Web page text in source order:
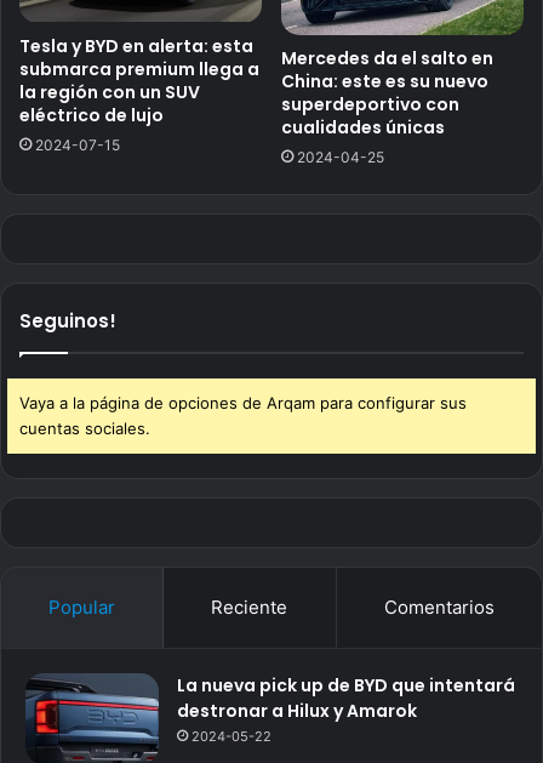
Tesla y BYD en alerta: esta
submarca premium llega a
la región con un SUV
eléctrico de lujo
2024-07-15
Mercedes da el salto en
China: este es su nuevo
superdeportivo con
cualidades únicas
2024-04-25
Seguinos!
Vaya a la página de opciones de Arqam para configurar sus
cuentas sociales.
Popular Reciente Comentarios
La nueva pick up de BYD que intentará
destronar a Hilux y Amarok
2024-05-22